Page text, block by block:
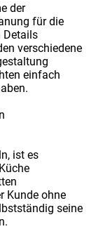
der
für die
Details
verschiedene
einfach
ist es
Kunde ohne
seine